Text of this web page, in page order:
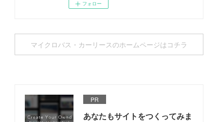
フォロー
マイクロバス・カーリースのホームページはコチラ
PR
あなたもサイトをつくってみま